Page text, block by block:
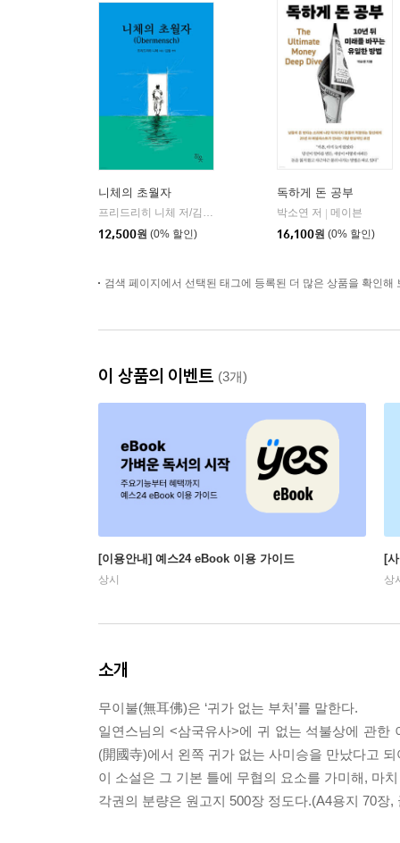
니체의 초월자
프리드리히 니체 저/김철 편역
12,500원 (0% 할인)
독하게 돈 공부
박소연 저
메이븐
16,100원 (0% 할인)
검색 페이지에서 선택된 태그에 등록된 더 많은 상품을 확인해
이 상품의 이벤트 (3개)
[이용안내] 예스24 eBook 이용 가이드
상시
[
상
소개
무이불(無耳佛)은 ‘귀가 없는 부처’를 말한다.
일연스님의 <삼국유사>에 귀 없는 석불상에 관
(開國寺)에서 왼쪽 귀가 없는 사미승을 만났다고 되
이 소설은 그 기본 틀에 무협의 요소를 가미해, 마
각권의 분량은 원고지 500장 정도다.(A4용지 70장,